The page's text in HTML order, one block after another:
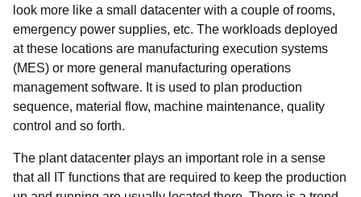
look more like a small datacenter with a couple of rooms,
emergency power supplies, etc. The workloads deployed
at these locations are manufacturing execution systems
(MES) or more general manufacturing operations
management software. It is used to plan production
sequence, material flow, machine maintenance, quality
control and so forth.
The plant datacenter plays an important role in a sense
that all IT functions that are required to keep the production